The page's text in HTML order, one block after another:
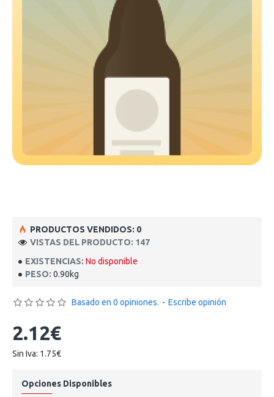
EXISTENCIAS: No disponible
PESO: 0.90kg
PRODUCTOS VENDIDOS: 0
VISTAS DEL PRODUCTO: 147
Basado en 0 opiniones. - Escribe opinión
2.12€
Sin Iva: 1.75€
Opciones Disponibles